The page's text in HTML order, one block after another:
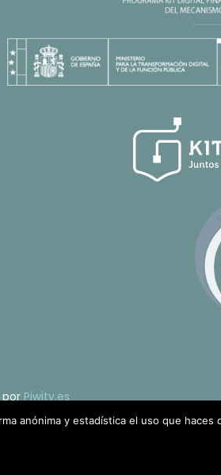
porPiwity.es
anónima y estadística el uso que